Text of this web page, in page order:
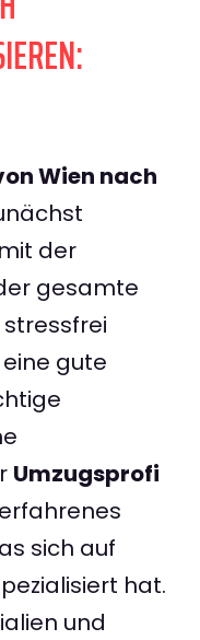
Wien nach
der
gesamte
gute
Umzugsprofi
sich auf
hat.
und